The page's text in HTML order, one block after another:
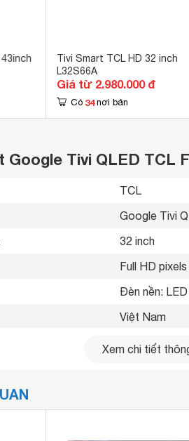
Tivi Smart TCL HD 32 inch
L32S66A
Giá từ 2.980.000 đ
Có 34 nơi bán
Tivi QLED TCL
TCL
Google Tivi
32 inch
Full HD pixels
Đèn nền:
Việt Nam
2025
Xem chi tiết